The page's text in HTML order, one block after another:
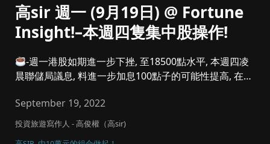
高sir 週一 (9月19日) @ Fortune
Insight!–本週四隻集中股操作!
-週一港股如期進一步下挫, 至18500點水平, 本週四凌
晨聯儲局議息, 料進一步加息100點子的可能性提高, 在此
September 19, 2022
投資旅遊寫作人 - 高俊權（高sir)